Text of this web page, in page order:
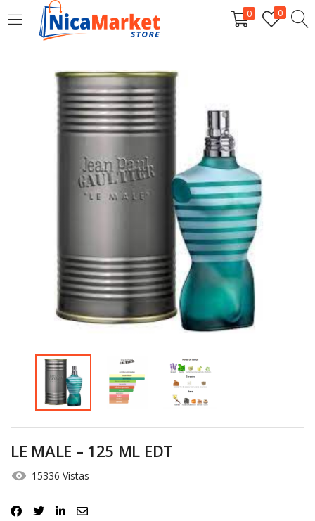
0 0
INICIAR SESIÓN
Introduzca su nombre de usuario y contraseña para iniciar
Por favor, introduce una respuesta en dígitos:
Recordarme
Iniciar Sesión
Olvidó la contraseña?
LE MALE – 125 ML EDT
15336 Vistas